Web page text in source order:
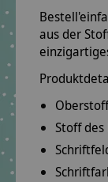
aus der
Stoff des